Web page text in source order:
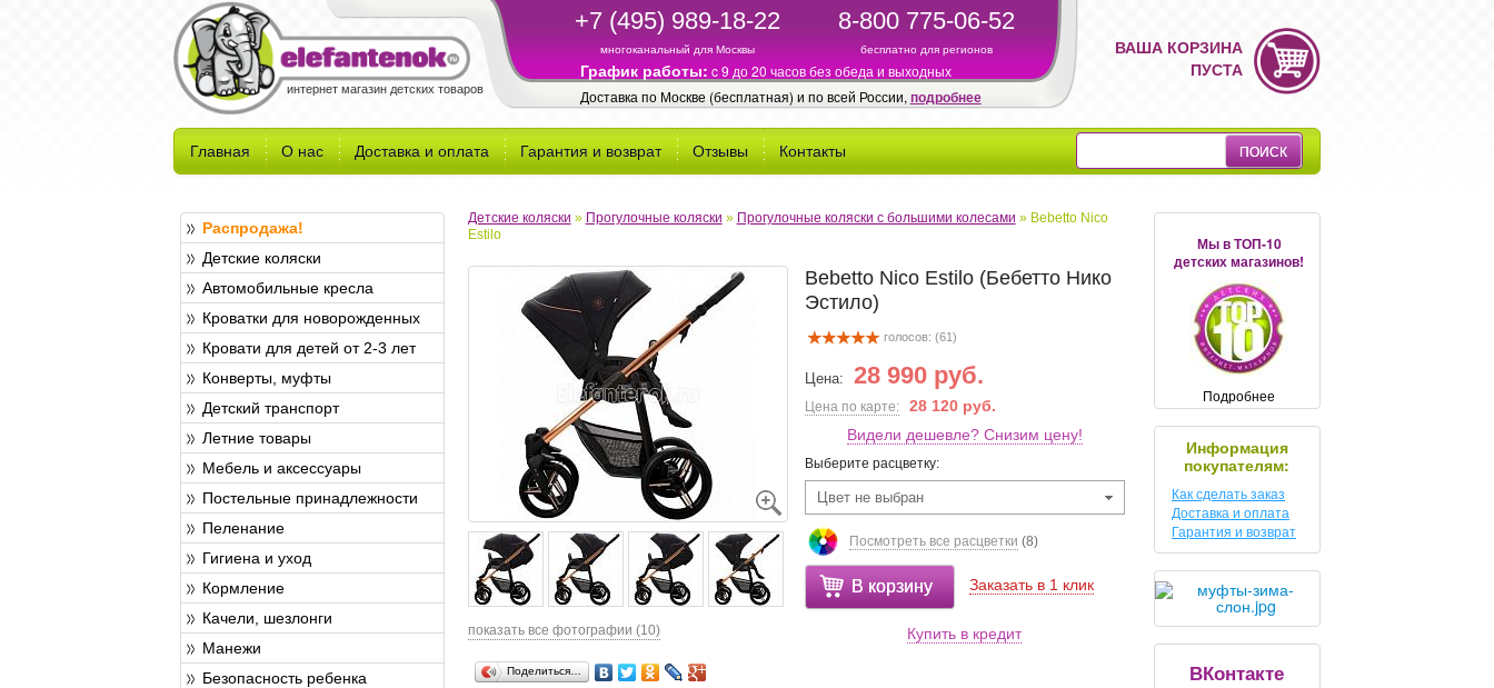
интернет магазин детских товаров
+7 (495) 989-18-22
многоканальный для Москвы
8-800 775-06-52
бесплатно для регионов
График работы: c 9 до 20 часов без обеда и выходных
Доставка по Москве (бесплатная) и по всей России, подробнее
ВАША КОРЗИНА
ПУСТА
Главная О нас Доставка и оплата Гарантия и возврат Отзывы Контакты
Распродажа!
Детские коляски
Автомобильные кресла
Кроватки для новорожденных
Кровати для детей от 2-3 лет
Конверты, муфты
Детский транспорт
Летние товары
Мебель и аксессуары
Постельные принадлежности
Пеленание
Гигиена и уход
Кормление
Качели, шезлонги
Манежи
Безопасность ребенка
Детские коляски » Прогулочные коляски » Прогулочные коляски с большими колесами » Bebetto Nico
Estilo
показать все фотографии (10)
Поделиться…
Bebetto Nico Estilo (Бебетто Нико
Эстило)
голосов: (61)
Цена: 28 990 руб.
Цена по карте:
28 120 руб.
Видели дешевле? Снизим цену!
Выберите расцветку:
Цвет не выбран
Посмотреть все расцветки (8)
В корзину Заказать в 1 клик
Купить в кредит
Мы в ТОП-10
детских магазинов!
Подробнее
Информация
покупателям:
Как сделать заказ
Доставка и оплата
Гарантия и возврат
ВКонтакте